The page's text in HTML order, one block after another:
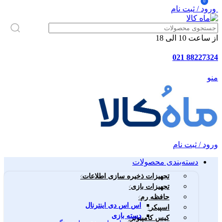
ورود / ثبت نام
از ساعت 10 الی 18
88227324 021
منو
ورود / ثبت نام
دسته‌بندی محصولات
تجهیزات ذخیره سازی اطلاعات
اس اس دی اینترنال
تجهیزات بازی
دسته بازی
حافظه رم
اسپیکر
کیس کامپیوتر
0